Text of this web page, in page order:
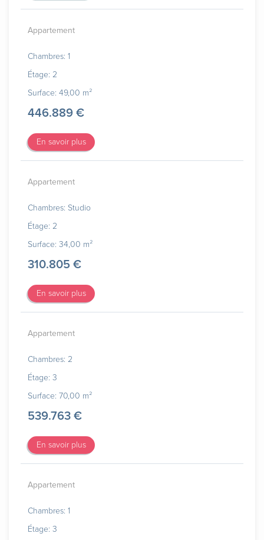
Appartement
Chambres: 1
Étage: 2
Surface: 49,00 m²
446.889 €
En savoir plus
Appartement
Chambres: Studio
Étage: 2
Surface: 34,00 m²
310.805 €
En savoir plus
Appartement
Chambres: 2
Étage: 3
Surface: 70,00 m²
539.763 €
En savoir plus
Appartement
Chambres: 1
Étage: 3